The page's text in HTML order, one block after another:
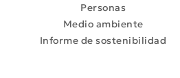
Personas
Medio ambiente
Informe de sostenibilidad